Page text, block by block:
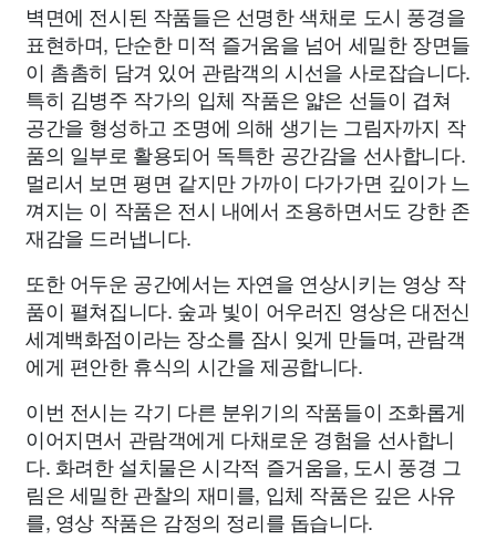
벽면에 전시된 작품들은 선명한 색채로 도시 풍경을
표현하며, 단순한 미적 즐거움을 넘어 세밀한 장면들
이 촘촘히 담겨 있어 관람객의 시선을 사로잡습니다.
특히 김병주 작가의 입체 작품은 얇은 선들이 겹쳐
공간을 형성하고 조명에 의해 생기는 그림자까지 작
품의 일부로 활용되어 독특한 공간감을 선사합니다.
멀리서 보면 평면 같지만 가까이 다가가면 깊이가 느
껴지는 이 작품은 전시 내에서 조용하면서도 강한 존
재감을 드러냅니다.
또한 어두운 공간에서는 자연을 연상시키는 영상 작
품이 펼쳐집니다. 숲과 빛이 어우러진 영상은 대전신
세계백화점이라는 장소를 잠시 잊게 만들며, 관람객
에게 편안한 휴식의 시간을 제공합니다.
이번 전시는 각기 다른 분위기의 작품들이 조화롭게
이어지면서 관람객에게 다채로운 경험을 선사합니
다. 화려한 설치물은 시각적 즐거움을, 도시 풍경 그
림은 세밀한 관찰의 재미를, 입체 작품은 깊은 사유
를, 영상 작품은 감정의 정리를 돕습니다.